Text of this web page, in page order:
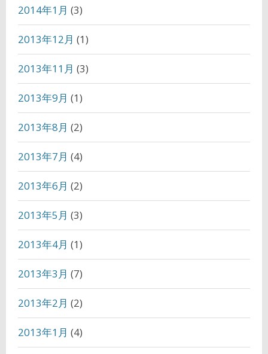
2014年1月 (3)
2013年12月 (1)
2013年11月 (3)
2013年9月 (1)
2013年8月 (2)
2013年7月 (4)
2013年6月 (2)
2013年5月 (3)
2013年4月 (1)
2013年3月 (7)
2013年2月 (2)
2013年1月 (4)